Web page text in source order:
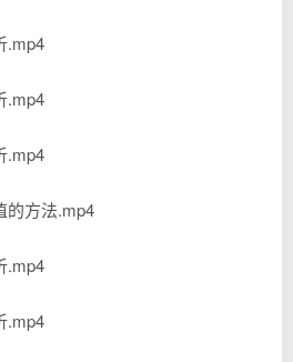
.mp4
.mp4
.mp4
的方法.mp4
.mp4
.mp4